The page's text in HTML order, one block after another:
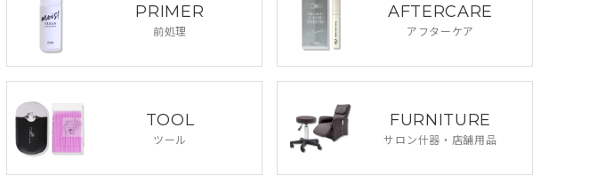
PRIMER
前処理
AFTERCARE
アフターケア
TOOL
ツール
FURNITURE
サロン什器・ 店舗用品